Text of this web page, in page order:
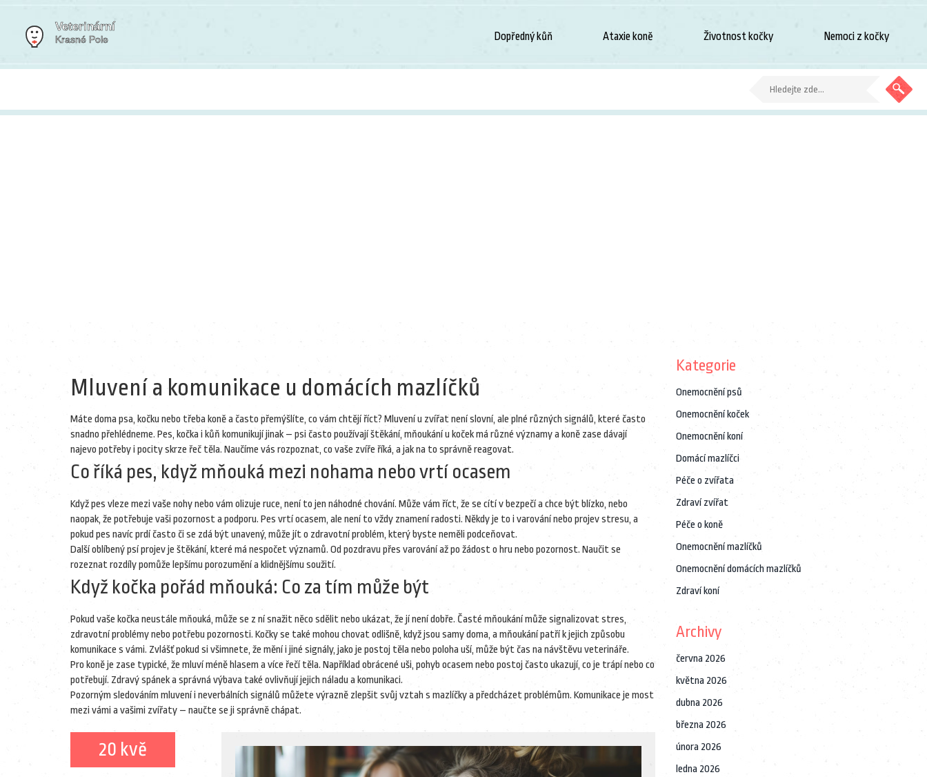
Dopředný kůň Ataxie koně Životnost kočky Nemoci z kočky
Mluvení a komunikace u domácích mazlíčků
Máte doma psa, kočku nebo třeba koně a často přemýšlíte, co vám chtějí říct? Mluvení u zvířat není slovní, ale plné různých signálů, které často
snadno přehlédneme. Pes, kočka i kůň komunikují jinak – psi často používají štěkání, mňoukání u koček má různé významy a koně zase dávají
najevo potřeby i pocity skrze řeč těla. Naučíme vás rozpoznat, co vaše zvíře říká, a jak na to správně reagovat.
Co říká pes, když mňouká mezi nohama nebo vrtí ocasem
Když pes vleze mezi vaše nohy nebo vám olizuje ruce, není to jen náhodné chování. Může vám říct, že se cítí v bezpečí a chce být blízko, nebo
naopak, že potřebuje vaši pozornost a podporu. Pes vrtí ocasem, ale není to vždy znamení radosti. Někdy je to i varování nebo projev stresu, a
pokud pes navíc prdí často či se zdá být unavený, může jít o zdravotní problém, který byste neměli podceňovat.
Další oblíbený psí projev je štěkání, které má nespočet významů. Od pozdravu přes varování až po žádost o hru nebo pozornost. Naučit se
rozeznat rozdíly pomůže lepšímu porozumění a klidnějšímu soužití.
Když kočka pořád mňouká: Co za tím může být
Pokud vaše kočka neustále mňouká, může se z ní snažit něco sdělit nebo ukázat, že jí není dobře. Časté mňoukání může signalizovat stres,
zdravotní problémy nebo potřebu pozornosti. Kočky se také mohou chovat odlišně, když jsou samy doma, a mňoukání patří k jejich způsobu
komunikace s vámi. Zvlášť pokud si všimnete, že mění i jiné signály, jako je postoj těla nebo poloha uší, může být čas na návštěvu veterináře.
Pro koně je zase typické, že mluví méně hlasem a více řečí těla. Například obrácené uši, pohyb ocasem nebo postoj často ukazují, co je trápí nebo co
potřebují. Zdravý spánek a správná výbava také ovlivňují jejich náladu a komunikaci.
Pozorným sledováním mluvení i neverbálních signálů můžete výrazně zlepšit svůj vztah s mazlíčky a předcházet problémům. Komunikace je most
mezi vámi a vašimi zvířaty – naučte se ji správně chápat.
20 kvě
Kategorie
Onemocnění psů
Onemocnění koček
Onemocnění koní
Domácí mazlíčci
Péče o zvířata
Zdraví zvířat
Péče o koně
Onemocnění mazlíčků
Onemocnění domácích mazlíčků
Zdraví koní
Archivy
června 2026
května 2026
dubna 2026
března 2026
února 2026
ledna 2026